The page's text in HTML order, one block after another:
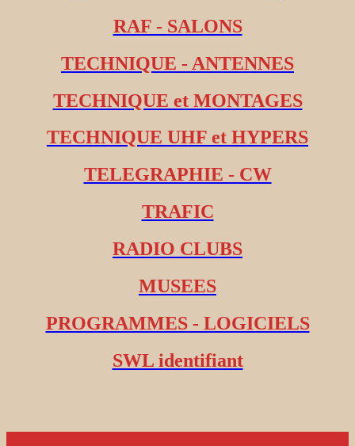
RAF - SALONS
TECHNIQUE - ANTENNES
TECHNIQUE et MONTAGES
TECHNIQUE UHF et HYPERS
TELEGRAPHIE - CW
TRAFIC
RADIO CLUBS
MUSEES
PROGRAMMES - LOGICIELS
SWL identifiant